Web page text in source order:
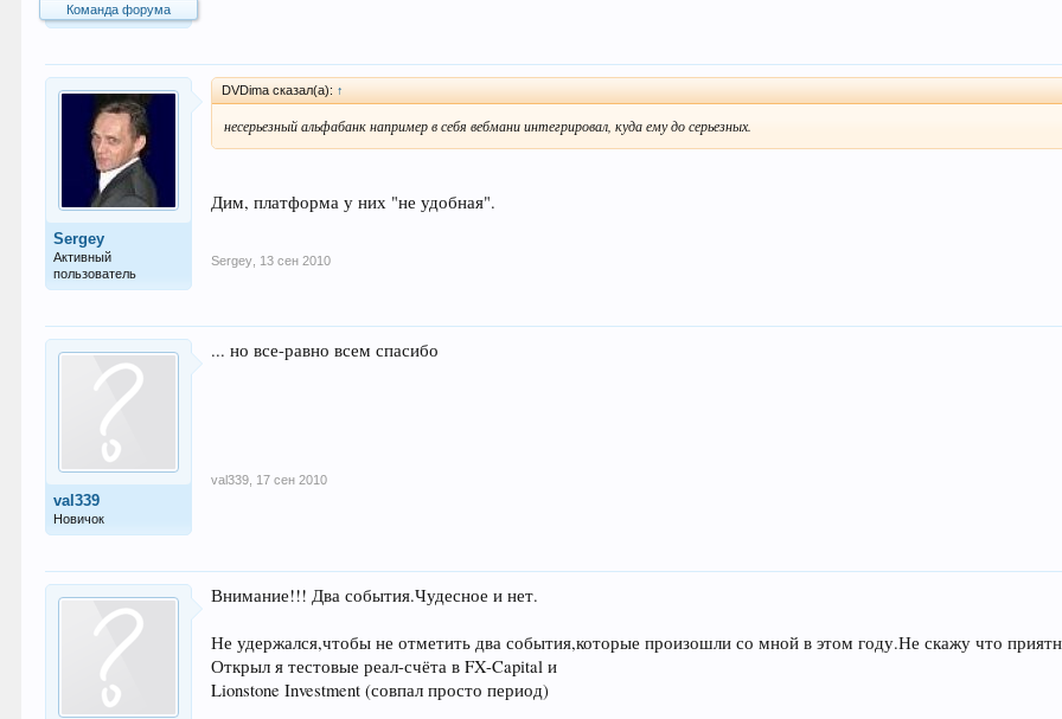
Команда форума
Sergey
Активный
пользователь
DVDima сказал(а): ↑
несерьезный альфабанк например в себя вебмани интегрировал, куда ему до серьезных.
Дим, платформа у них "не удобная".
Sergey 13 сен 2010
val339
Новичок
... но все-равно всем спасибо
val339 17 сен 2010
Внимание!!! Два события.Чудесное и нет.
Не удержался,чтобы не отметить два события,которые произошли со мной в этом году.Не скажу что
Открыл я тестовые реал-счёта в FX-Capital и
Lionstone Investment (совпал просто период)